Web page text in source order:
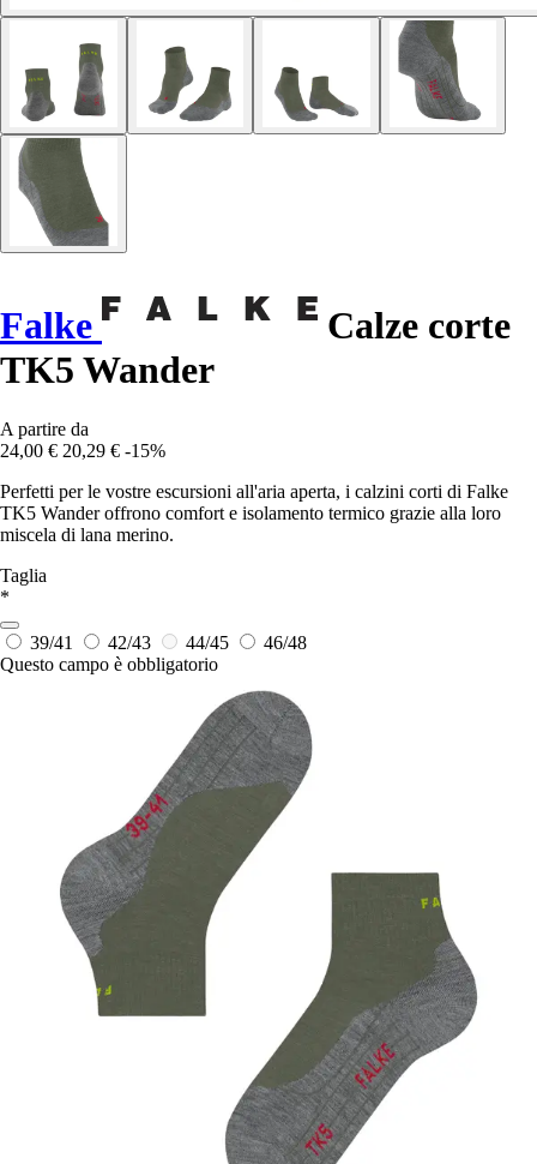
Falke
Calze corte
TK5 Wander
A partire da
24,00 € 20,29 € -15%
Perfetti per le vostre escursioni all'aria aperta, i calzini corti di Falke
TK5 Wander offrono comfort e isolamento termico grazie alla loro
miscela di lana merino.
Taglia
*
39/41 42/43 44/45
46/48
Questo campo è obbligatorio